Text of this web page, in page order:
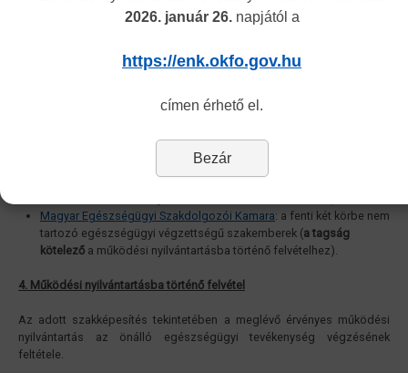
Önnek kell kérelmeznie
szakmai kamarák honlapján tájékozódhatnak.
egészségügyi dolgozók (
a tagság nem kötelező
nyilvántartásba történő felvételhez)
Magyar Gyógyszerészi Kamara: gyógyszerészek (
Magyar Egészségügyi Szakdolgozói Kamara: a fenti két körbe nem
tartozó egészségügyi végzettségű szakemberek (a tagság
kötelező a működési nyilvántartásba történő felvételhez).
4. Működési nyilvántartásba történő felvétel
Az adott szakképesítés tekintetében a meglévő érvényes működési
nyilvántartás az önálló egészségügyi tevékenység végzésének
feltétele.
2026. január 26.napjától a
https://enk.okfo.gov.hu
címen érhető el.
Bezár